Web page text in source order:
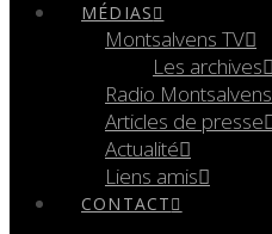
MÉDIAS
Montsalvens TV
Les archives
Radio Montsalvens
Articles de presse
Actualité
Liens amis
CONTACT